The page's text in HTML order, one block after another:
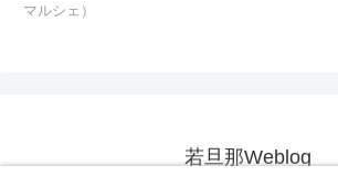
マルシェ）
若旦那Weblog